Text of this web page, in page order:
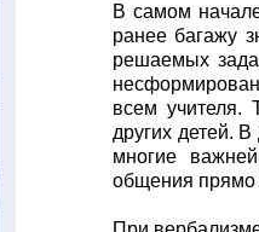
В самом
ранее багажу
решаемых
всем учителя.
других детей.
многие
общения прямо